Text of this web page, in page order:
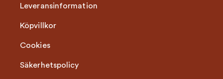
Leveransinformation
Köpvillkor
Cookies
Säkerhetspolicy